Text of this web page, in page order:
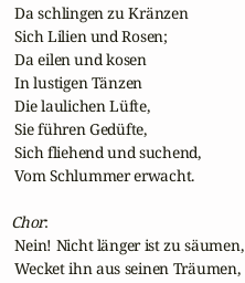
Da schlingen zu Kränzen
Sich Lilien und Rosen;
Da eilen und kosen
In lustigen Tänzen
Die laulichen Lüfte,
Sie führen Gedüfte,
Sich fliehend und suchend,
Vom Schlummer erwacht.
Chor:
Nein! Nicht länger ist zu säumen,
Wecket ihn aus seinen Träumen,